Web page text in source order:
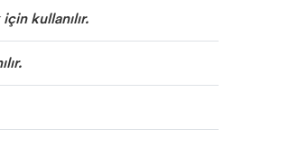
kullanılır.